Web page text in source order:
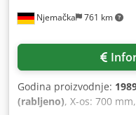
Njemačka 761 km
Godina proizvodnje:
(rabljeno), X-os: 700